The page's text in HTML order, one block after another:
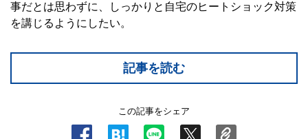
事だとは思わずに、しっかりと自宅のヒートショック対策
を講じるようにしたい。
記事を読む
この記事をシェア